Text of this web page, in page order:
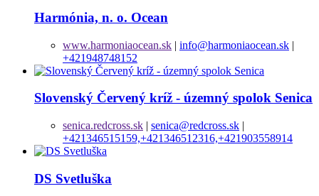
Harmónia, n. o. Ocean
www.harmoniaocean.sk | info@harmoniaocean.sk |
+421948748152
Slovenský Červený kríž - územný spolok Senica
senica.redcross.sk | senica@redcross.sk |
+421346515159,+421346512316,+421903558914
DS Svetluška